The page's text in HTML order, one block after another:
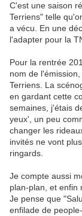
C'est une saison
Terriens" telle
a vécu. En une
l'adapter pour la
Pour la rentrée
nom de
Terriens. La
en gardant cette
semaines, j'étais
yeux', un peu
changer les
invités ne vont
ringards.
Je compte aussi
plan-plan, et enfin
Je pense que
enfilade de